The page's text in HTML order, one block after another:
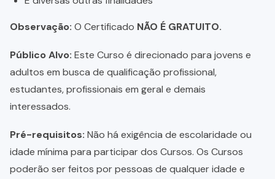
Observação: O Certificado NÃO É GRATUITO.
Público Alvo: Este Curso é direcionado para jovens e
adultos em busca de qualificação profissional,
estudantes, profissionais em geral e demais
interessados.
Pré-requisitos: Não há exigência de escolaridade ou
idade mínima para participar dos Cursos. Os Cursos
poderão ser feitos por pessoas de qualquer idade e